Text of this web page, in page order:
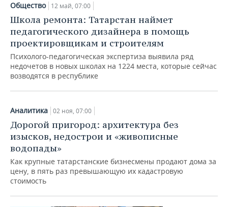
Общество 12 май, 07:00
Школа ремонта: Татарстан наймет
педагогического дизайнера в помощь
проектировщикам и строителям
Психолого-педагогическая экспертиза выявила ряд
недочетов в новых школах на 1224 места, которые сейчас
возводятся в республике
Аналитика 02 ноя, 07:00
Дорогой пригород: архитектура без
изысков, недострои и «живописные
водопады»
Как крупные татарстанские бизнесмены продают дома за
цену, в пять раз превышающую их кадастровую
стоимость